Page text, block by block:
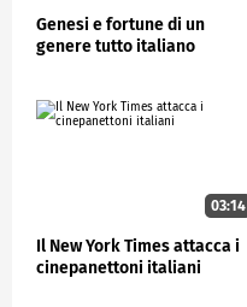
Genesi e fortune di un
genere tutto italiano
03:14
Il New York Times attacca i
cinepanettoni italiani